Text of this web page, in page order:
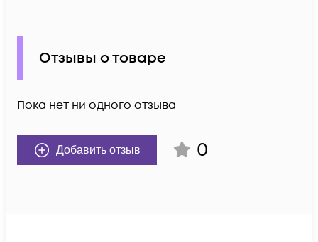
Отзывы о товаре
Пока нет ни одного отзыва
Добавить отзыв 0